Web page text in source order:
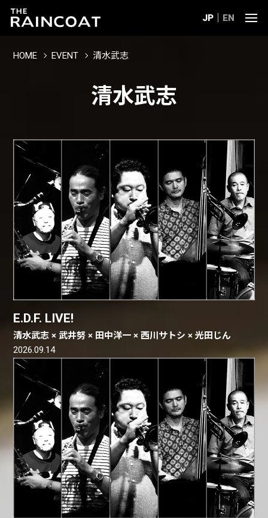
JP EN
HOME EVENT 清水武志
清水武志
E.D.F. LIVE!
清水武志 × 武井努 × 田中洋一 × 西川サトシ × 光田じん
2026.09.14